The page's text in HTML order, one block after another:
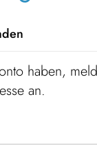
haben,
an.